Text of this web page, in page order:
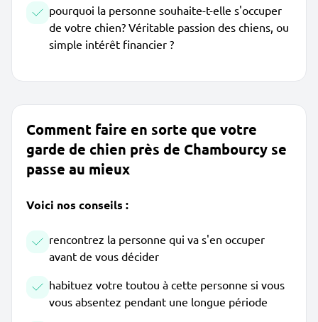
pourquoi la personne souhaite-t-elle s'occuper
de votre chien? Véritable passion des chiens, ou
simple intérêt financier ?
Comment faire en sorte que votre
garde de chien près de Chambourcy se
passe au mieux
Voici nos conseils :
rencontrez la personne qui va s'en occuper
avant de vous décider
habituez votre toutou à cette personne si vous
vous absentez pendant une longue période